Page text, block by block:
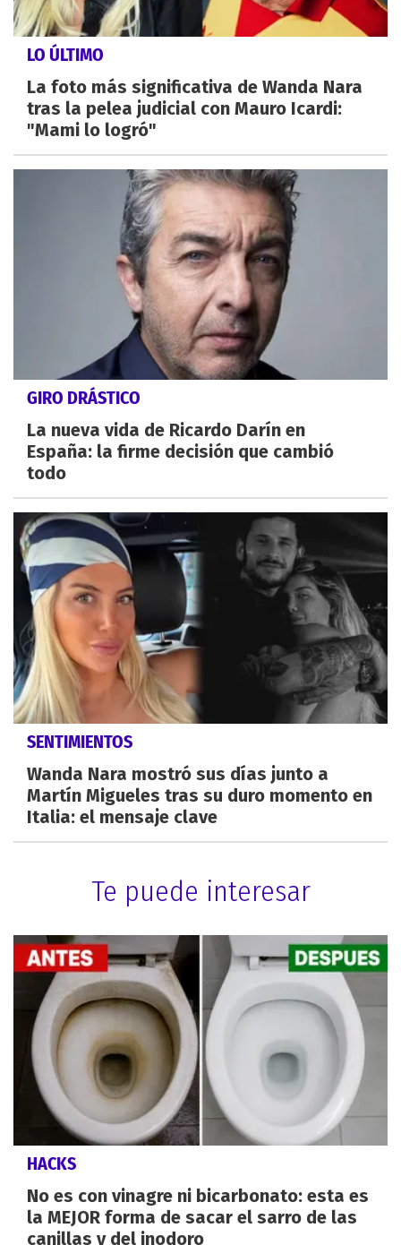
LO ÚLTIMO
La foto más significativa de Wanda Nara
tras la pelea judicial con Mauro Icardi:
"Mami lo logró"
GIRO DRÁSTICO
La nueva vida de Ricardo Darín en
España: la firme decisión que cambió
todo
SENTIMIENTOS
Wanda Nara mostró sus días junto a
Martín Migueles tras su duro momento en
Italia: el mensaje clave
Te puede interesar
HACKS
No es con vinagre ni bicarbonato: esta es
la MEJOR forma de sacar el sarro de las
canillas y del inodoro